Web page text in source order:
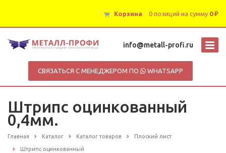
Корзина 0 позиций на сумму 0 ₽
info@metall-profi.ru
СВЯЗАТЬСЯ С МЕНЕДЖЕРОМ ПО WHATSAPP
Штрипс оцинкованный
0,4мм.
Главная Каталог Каталог товаров Плоский лист
Штрипс оцинкованный